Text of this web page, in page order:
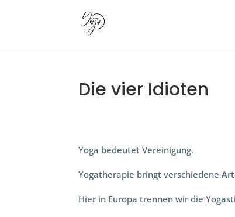
Die vier Idioten
Yoga bedeutet Vereinigung.
Yogatherapie bringt verschiedene
Hier in Europa trennen wir die